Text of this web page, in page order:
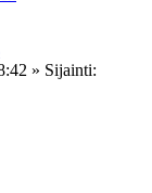
» Sijainti: